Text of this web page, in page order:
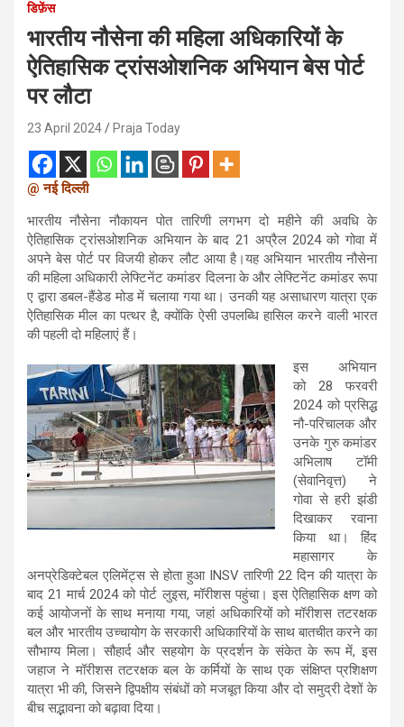
डिफ़ेंस
भारतीय नौसेना की महिला अधिकारियों के
ऐतिहासिक ट्रांसओशनिक अभियान बेस पोर्ट
पर लौटा
23 April 2024 Praja Today
@ नई दिल्ली
भारतीय नौसेना नौकायन पोत तारिणी लगभग दो महीने की अवधि के
ऐतिहासिक ट्रांसओशनिक अभियान के बाद 21 अप्रैल 2024 को गोवा में
अपने बेस पोर्ट पर विजयी होकर लौट आया है।यह अभियान भारतीय नौसेना
की महिला अधिकारी लेफ्टिनेंट कमांडर दिलना के और लेफ्टिनेंट कमांडर रूपा
ए द्वारा डबल-हैंडेड मोड में चलाया गया था। उनकी यह असाधारण यात्रा एक
ऐतिहासिक मील का पत्थर है, क्योंकि ऐसी उपलब्धि हासिल करने वाली भारत
की पहली दो महिलाएं हैं।
इस अभियान
को 28 फरवरी
2024 को प्रसिद्ध
नौ-परिचालक और
उनके गुरु कमांडर
अभिलाष टॉमी
(सेवानिवृत्त) ने
गोवा से हरी झंडी
दिखाकर रवाना
किया था। हिंद
महासागर के
अनप्रेडिक्टेबल एलिमेंट्स से होता हुआ INSV तारिणी 22 दिन की यात्रा के
बाद 21 मार्च 2024 को पोर्ट लुइस, मॉरीशस पहुंचा। इस ऐतिहासिक क्षण को
कई आयोजनों के साथ मनाया गया, जहां अधिकारियों को मॉरीशस तटरक्षक
बल और भारतीय उच्चायोग के सरकारी अधिकारियों के साथ बातचीत करने का
सौभाग्य मिला। सौहार्द और सहयोग के प्रदर्शन के संकेत के रूप में, इस
जहाज ने मॉरीशस तटरक्षक बल के कर्मियों के साथ एक संक्षिप्त प्रशिक्षण
यात्रा भी की, जिसने द्विपक्षीय संबंधों को मजबूत किया और दो समुद्री देशों के
बीच सद्भावना को बढ़ावा दिया।